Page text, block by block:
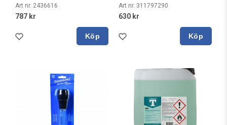
Art nr. 2436616
787 kr
Köp
Art nr. 311797290
630 kr
Köp